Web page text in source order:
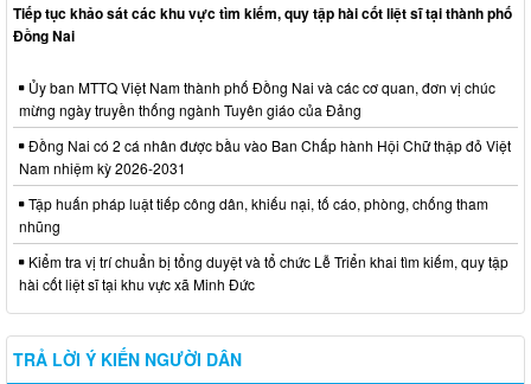
Tiếp tục khảo sát các khu vực tìm kiếm, quy tập hài cốt liệt sĩ tại thành phố
Đồng Nai
Ủy ban MTTQ Việt Nam thành phố Đồng Nai và các cơ quan, đơn vị chúc
mừng ngày truyền thống ngành Tuyên giáo của Đảng
Đồng Nai có 2 cá nhân được bầu vào Ban Chấp hành Hội Chữ thập đỏ Việt
Nam nhiệm kỳ 2026-2031
Tập huấn pháp luật tiếp công dân, khiếu nại, tố cáo, phòng, chống tham
nhũng
Kiểm tra vị trí chuẩn bị tổng duyệt và tổ chức Lễ Triển khai tìm kiếm, quy tập
hài cốt liệt sĩ tại khu vực xã Minh Đức
TRẢ LỜI Ý KIẾN NGƯỜI DÂN